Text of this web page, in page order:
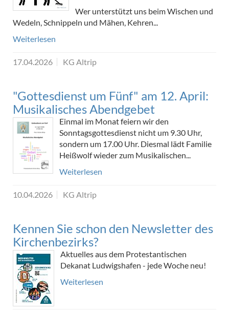
Wer unterstützt uns beim Wischen und
Wedeln, Schnippeln und Mähen, Kehren...
Weiterlesen
17.04.2026 KG Altrip
"Gottesdienst um Fünf" am 12. April:
Musikalisches Abendgebet
Einmal im Monat feiern wir den
Sonntagsgottesdienst nicht um 9.30 Uhr,
sondern um 17.00 Uhr. Diesmal lädt Familie
Heißwolf wieder zum Musikalischen...
Weiterlesen
10.04.2026 KG Altrip
Kennen Sie schon den Newsletter des
Kirchenbezirks?
Aktuelles aus dem Protestantischen
Dekanat Ludwigshafen - jede Woche neu!
Weiterlesen